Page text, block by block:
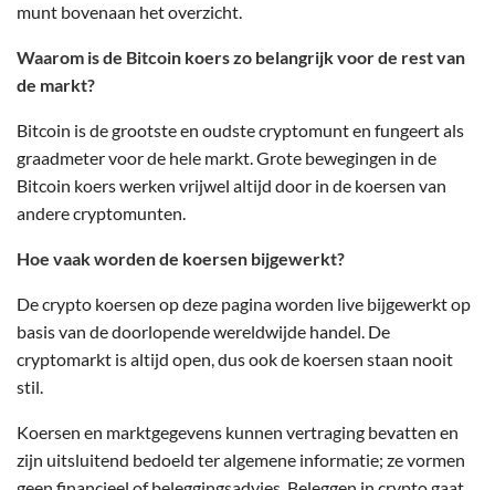
munt bovenaan het overzicht.
Waarom is de Bitcoin koers zo belangrijk voor de rest van
de markt?
Bitcoin is de grootste en oudste cryptomunt en fungeert als
graadmeter voor de hele markt. Grote bewegingen in de
Bitcoin koers werken vrijwel altijd door in de koersen van
andere cryptomunten.
Hoe vaak worden de koersen bijgewerkt?
De crypto koersen op deze pagina worden live bijgewerkt op
basis van de doorlopende wereldwijde handel. De
cryptomarkt is altijd open, dus ook de koersen staan nooit
stil.
Koersen en marktgegevens kunnen vertraging bevatten en
zijn uitsluitend bedoeld ter algemene informatie; ze vormen